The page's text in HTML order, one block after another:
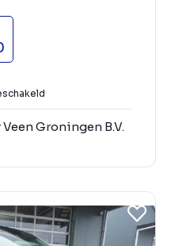
Groningen B.V.